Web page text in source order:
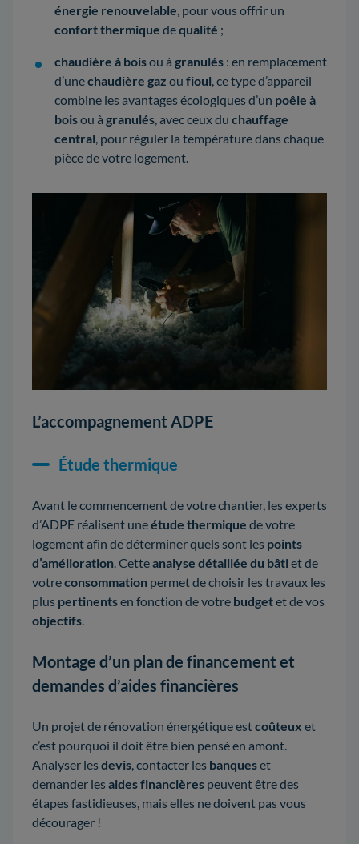
énergie renouvelable, pour vous offrir un
confort thermique dequalité ;
chaudière à boisou à granulés : en remplacement
d’unechaudière gaz ou fioul, ce type d’appareil
combine les avantages écologiques d’un poêle à
boisou à granulés, avec ceux du chauffage
central, pour réguler la température dans chaque
pièce de votre logement.
L’accompagnement ADPE
Étude thermique
Avant le commencement de votre chantier, les experts
d’ADPE réalisent uneétude thermique de votre
logement afin de déterminer quels sont les points
d’amélioration . Cetteanalyse détaillée du bâtiet de
votreconsommation permet de choisir les travaux les
plus pertinentsen fonction de votre budgetet de vos
objectifs
Montage d’un plan de financement et
demandes d’aides financières
Un projet de rénovation énergétique estcoûteux et
c’est pourquoi il doit être bien pensé en amont.
Analyser lesdevis , contacter les banqueset
demander lesaides financières peuvent être des
étapes fastidieuses, mais elles ne doivent pas vous
décourager !